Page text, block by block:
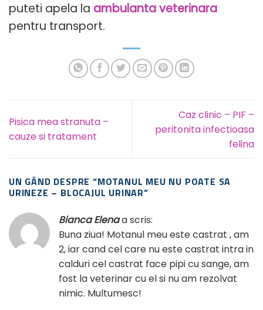
puteti apela la ambulanta veterinara
pentru transport.
Pisica mea stranuta –
cauze si tratament
Caz clinic – PIF –
peritonita infectioasa
felina
UN GÂND DESPRE “MOTANUL MEU NU POATE SA
URINEZE – BLOCAJUL URINAR”
Bianca Elenaa scris:
Buna ziua! Motanul meu este castrat , am
2, iar cand cel care nu este castrat intra in
calduri cel castrat face pipi cu sange, am
fost la veterinar cu el si nu am rezolvat
nimic. Multumesc!